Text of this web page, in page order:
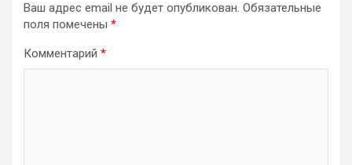
Ваш адрес email не будет опубликован. Обязательные
поля помечены *
Комментарий *